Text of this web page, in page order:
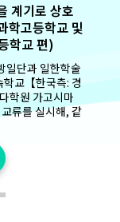
계기로 상호
학고등학교 및
학교 편)
일단과 일한학술
교【한국측: 경
학원 가고시마
류를 실시해, 같